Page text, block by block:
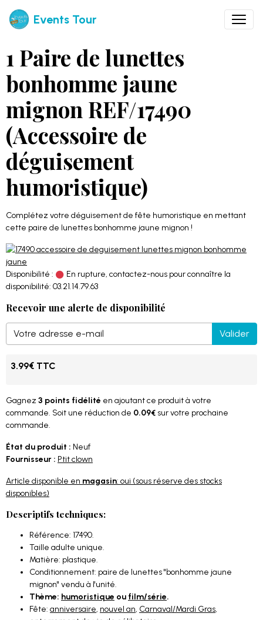
Events Tour
1 Paire de lunettes
bonhomme jaune
mignon REF/17490
(Accessoire de
déguisement
humoristique)
Complétez votre déguisement de fête humoristique en mettant
cette paire de lunettes bonhomme jaune mignon !
Disponibilité :
En rupture, contactez-nous pour connaître la
disponibilité: 03.21.14.79.63
Recevoir une alerte de disponibilité
Valider
3.99€ TTC
Gagnez 3 points fidélité en ajoutant ce produit à votre
commande. Soit une réduction de 0.09€ sur votre prochaine
commande.
État du produit : Neuf
Fournisseur : Ptit clown
Article disponible en magasin: oui (sous réserve des stocks
disponibles)
Descriptifs techniques:
Référence: 17490.
Taille adulte unique.
Matière: plastique.
Conditionnement: paire de lunettes "bonhomme jaune
mignon" vendu à l'unité.
Thème: humoristique ou film/série.
Fête: anniversaire, nouvel an, Carnaval/Mardi Gras,